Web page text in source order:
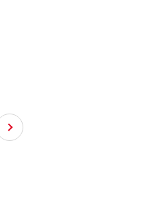
ーフ ｓｍａｒｔカラーパッケ
ージプラス
支払総額